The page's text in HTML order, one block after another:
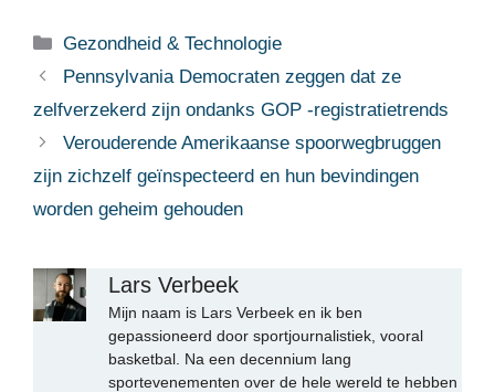
Categorieën
Gezondheid & Technologie
Pennsylvania Democraten zeggen dat ze
zelfverzekerd zijn ondanks GOP -registratietrends
Verouderende Amerikaanse spoorwegbruggen
zijn zichzelf geïnspecteerd en hun bevindingen
worden geheim gehouden
Lars Verbeek
Mijn naam is Lars Verbeek en ik ben
gepassioneerd door sportjournalistiek, vooral
basketbal. Na een decennium lang
sportevenementen over de hele wereld te hebben